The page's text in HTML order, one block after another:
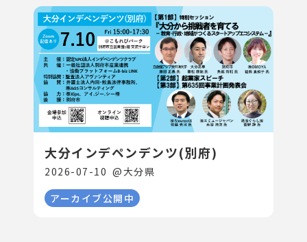
大分インデペンデンツ(別府)
2026-07-10 @大分県
アーカイブ公開中